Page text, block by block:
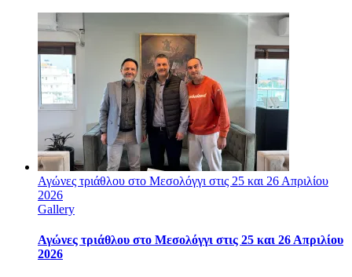
Αγώνες τριάθλου στο Μεσολόγγι στις 25 και 26 Απριλίου
2026
Gallery
Αγώνες τριάθλου στο Μεσολόγγι στις 25 και 26 Απριλίου
2026